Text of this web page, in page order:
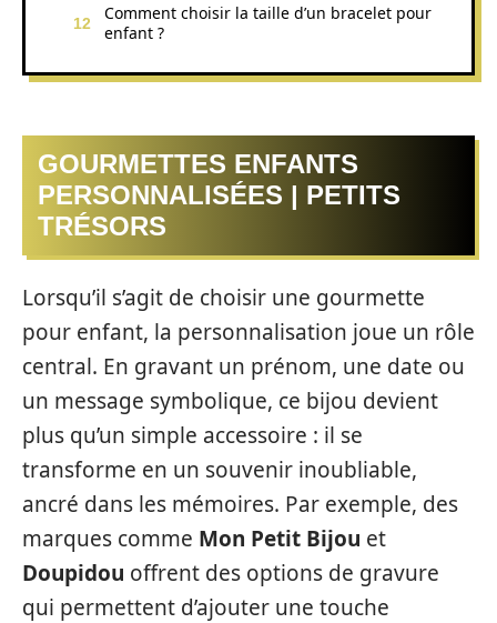
Comment choisir la taille d’un bracelet pour
enfant ?
GOURMETTES ENFANTS
PERSONNALISÉES | PETITS
TRÉSORS
Lorsqu’il s’agit de choisir une gourmette
pour enfant, la personnalisation joue un rôle
central. En gravant un prénom, une date ou
un message symbolique, ce bijou devient
plus qu’un simple accessoire : il se
transforme en un souvenir inoubliable,
ancré dans les mémoires. Par exemple, des
marques comme Mon Petit Bijou et
Doupidou offrent des options de gravure
qui permettent d’ajouter une touche